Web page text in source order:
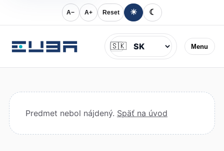
A− A+ Reset ☀ ☾
Menu
Jazyk
🇸🇰
Predmet nebol nájdený. Späť na úvod